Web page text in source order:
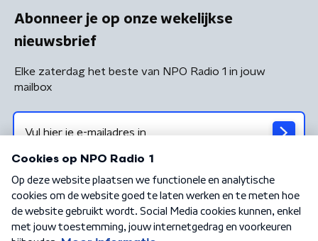
Abonneer je op onze wekelijkse
nieuwsbrief
Elke zaterdag het beste van NPO Radio 1 in jouw
mailbox
Algemene voorwaarden